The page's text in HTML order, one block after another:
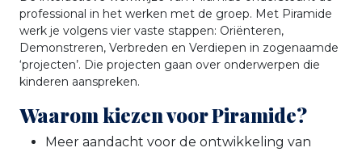
professional in het werken met de groep. Met Piramide
werk je volgens vier vaste stappen: Oriënteren,
Demonstreren, Verbreden en Verdiepen in zogenaamde
‘projecten’. Die projecten gaan over onderwerpen die
kinderen aanspreken.
Waarom kiezen voor Piramide?
Meer aandacht voor de ontwikkeling van